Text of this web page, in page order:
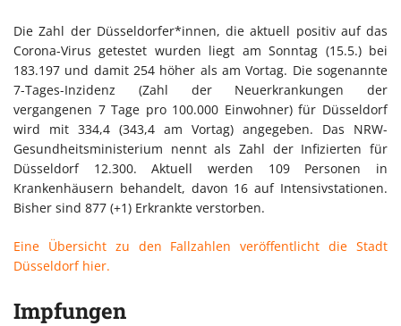
Die Zahl der Düsseldorfer*innen, die aktuell positiv auf das
Corona-Virus getestet wurden liegt am Sonntag (15.5.) bei
183.197 und damit 254 höher als am Vortag. Die sogenannte
7-Tages-Inzidenz (Zahl der Neuerkrankungen der
vergangenen 7 Tage pro 100.000 Einwohner) für Düsseldorf
wird mit 334,4 (343,4 am Vortag) angegeben. Das NRW-
Gesundheitsministerium nennt als Zahl der Infizierten für
Düsseldorf 12.300. Aktuell werden 109 Personen in
Krankenhäusern behandelt, davon 16 auf Intensivstationen.
Bisher sind 877 (+1) Erkrankte verstorben.
Eine Übersicht zu den Fallzahlen veröffentlicht die Stadt
Düsseldorf hier.
Impfungen